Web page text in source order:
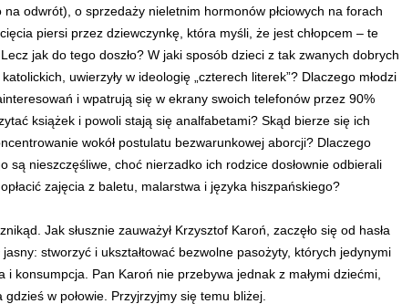
odwrót), o sprzedaży nieletnim hormonów płciowych na forach
piersi przez dziewczynkę, która myśli, że jest chłopcem – te
jak do tego doszło? W jaki sposób dzieci z tak zwanych dobrych
uwierzyły w ideologię „czterech literek”? Dlaczego młodzi
i wpatrują się w ekrany swoich telefonów przez 90%
książek i powoli stają się analfabetami? Skąd bierze się ich
wokół postulatu bezwarunkowej aborcji? Dlaczego
są nieszczęśliwe, choć nierzadko ich rodzice dosłownie odbierali
zajęcia z baletu, malarstwa i języka hiszpańskiego?
Jak słusznie zauważył Krzysztof Karoń, zaczęło się od hasła
jasny: stworzyć i ukształtować bezwolne pasożyty, których jedynymi
i konsumpcja. Pan Karoń nie przebywa jednak z małymi dziećmi,
w połowie. Przyjrzyjmy się temu bliżej.